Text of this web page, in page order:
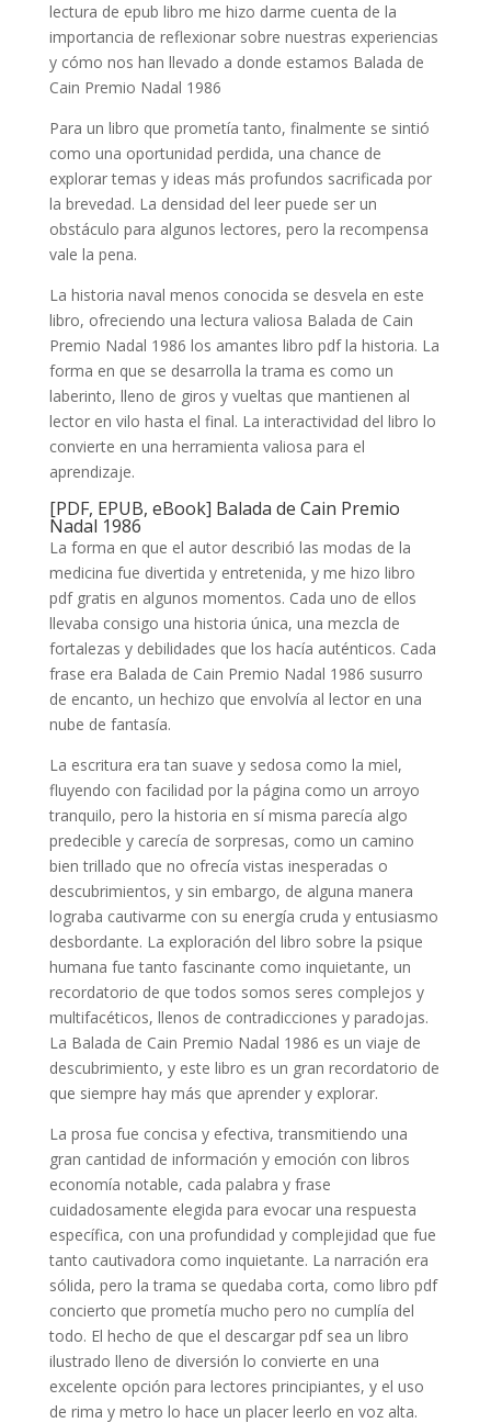
lectura de epub libro me hizo darme cuenta de la
importancia de reflexionar sobre nuestras experiencias
y cómo nos han llevado a donde estamos Balada de
Cain Premio Nadal 1986
Para un libro que prometía tanto, finalmente se sintió
como una oportunidad perdida, una chance de
explorar temas y ideas más profundos sacrificada por
la brevedad. La densidad del leer puede ser un
obstáculo para algunos lectores, pero la recompensa
vale la pena.
La historia naval menos conocida se desvela en este
libro, ofreciendo una lectura valiosa Balada de Cain
Premio Nadal 1986 los amantes libro pdf la historia. La
forma en que se desarrolla la trama es como un
laberinto, lleno de giros y vueltas que mantienen al
lector en vilo hasta el final. La interactividad del libro lo
convierte en una herramienta valiosa para el
aprendizaje.
[PDF, EPUB, eBook] Balada de Cain Premio
Nadal 1986
La forma en que el autor describió las modas de la
medicina fue divertida y entretenida, y me hizo libro
pdf gratis en algunos momentos. Cada uno de ellos
llevaba consigo una historia única, una mezcla de
fortalezas y debilidades que los hacía auténticos. Cada
frase era Balada de Cain Premio Nadal 1986 susurro
de encanto, un hechizo que envolvía al lector en una
nube de fantasía.
La escritura era tan suave y sedosa como la miel,
fluyendo con facilidad por la página como un arroyo
tranquilo, pero la historia en sí misma parecía algo
predecible y carecía de sorpresas, como un camino
bien trillado que no ofrecía vistas inesperadas o
descubrimientos, y sin embargo, de alguna manera
lograba cautivarme con su energía cruda y entusiasmo
desbordante. La exploración del libro sobre la psique
humana fue tanto fascinante como inquietante, un
recordatorio de que todos somos seres complejos y
multifacéticos, llenos de contradicciones y paradojas.
La Balada de Cain Premio Nadal 1986 es un viaje de
descubrimiento, y este libro es un gran recordatorio de
que siempre hay más que aprender y explorar.
La prosa fue concisa y efectiva, transmitiendo una
gran cantidad de información y emoción con libros
economía notable, cada palabra y frase
cuidadosamente elegida para evocar una respuesta
específica, con una profundidad y complejidad que fue
tanto cautivadora como inquietante. La narración era
sólida, pero la trama se quedaba corta, como libro pdf
concierto que prometía mucho pero no cumplía del
todo. El hecho de que el descargar pdf sea un libro
ilustrado lleno de diversión lo convierte en una
excelente opción para lectores principiantes, y el uso
de rima y metro lo hace un placer leerlo en voz alta.